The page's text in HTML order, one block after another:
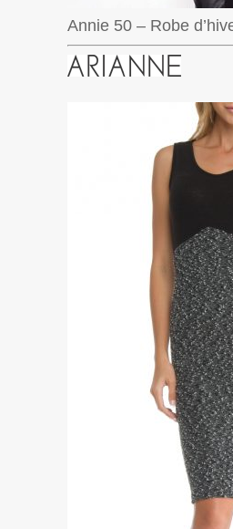
Annie 50 – Robe